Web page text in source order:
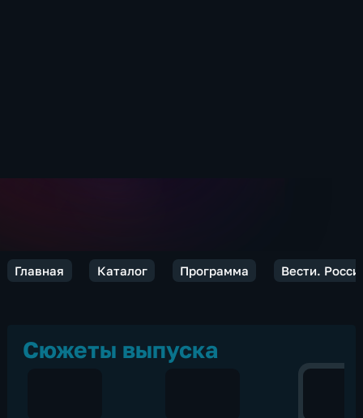
Главная Каталог Программа Вести.
Сюжеты выпуска